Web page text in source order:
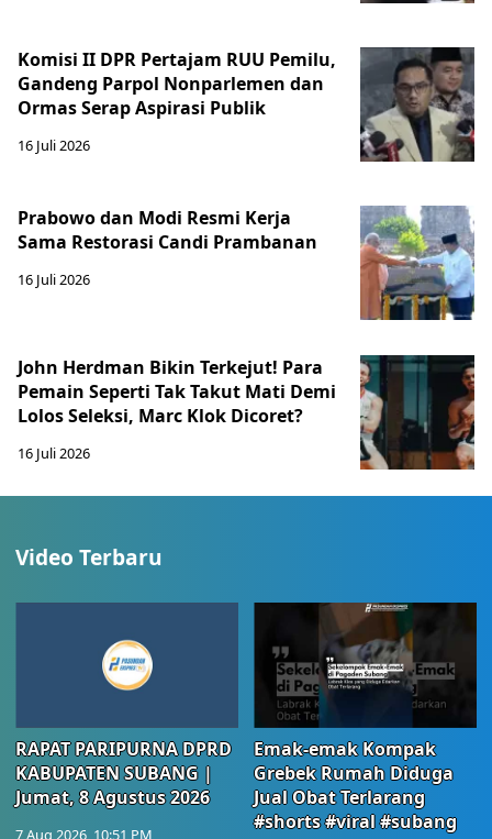
Komisi II DPR Pertajam RUU Pemilu,
Gandeng Parpol Nonparlemen dan
Ormas Serap Aspirasi Publik
16 Juli 2026
Prabowo dan Modi Resmi Kerja
Sama Restorasi Candi Prambanan
16 Juli 2026
John Herdman Bikin Terkejut! Para
Pemain Seperti Tak Takut Mati Demi
Lolos Seleksi, Marc Klok Dicoret?
16 Juli 2026
Video Terbaru
RAPAT PARIPURNA DPRD
KABUPATEN SUBANG |
Jumat, 8 Agustus 2026
7 Aug 2026, 10:51 PM
Emak-emak Kompak
Grebek Rumah Diduga
Jual Obat Terlarang
#shorts #viral #subang